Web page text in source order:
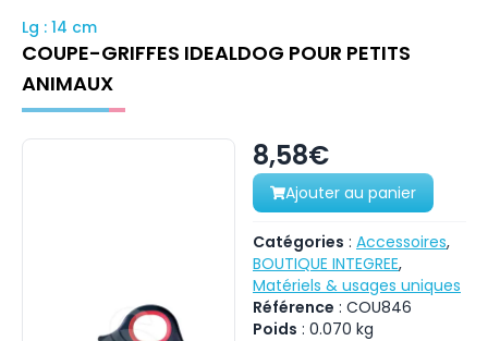
Lg : 14 cm
COUPE-GRIFFES IDEALDOG POUR PETITS
ANIMAUX
8,58€
Ajouter au panier
Catégories : Accessoires,
BOUTIQUE INTEGREE,
Matériels & usages uniques
Référence : COU846
Poids : 0.070 kg